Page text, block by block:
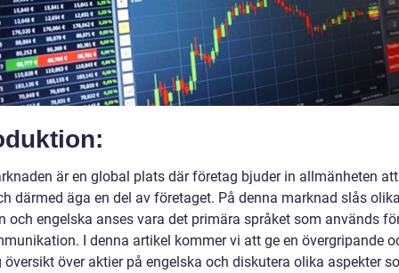
är en global plats där företag bjuder in allmänheten
därmed äga en del av företaget. På denna marknad slås
och engelska anses vara det primära språket som används
I denna artikel kommer vi att ge en övergripande
översikt över aktier på engelska och diskutera olika aspekter